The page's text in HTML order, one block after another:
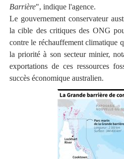
Barrière", indique l'agence.
Le gouvernement conservateur
la cible des critiques des ONG
contre le réchauffement climatique
la priorité à son secteur minier,
exportations de ces ressources
succès économique australien.